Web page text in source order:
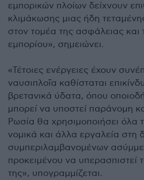
εμπορικών πλοίων δείχνουν
κλιμάκωσης μιας ήδη
στον τομέα της ασφάλειας και
εμπορίου», σημειώνει.
«Τέτοιες ενέργειες έχουν
ναυσιπλοΐα καθίσταται
βρετανικά ύδατα, όπου
μπορεί να υποστεί παράνομη
Ρωσία θα χρησιμοποιήσει όλα
νομικά και άλλα εργαλεία στη
συμπεριλαμβανομένων
προκειμένου να υπερασπιστεί
της», υπογραμμίζεται.